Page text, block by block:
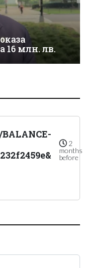
16 млн. лв.
BALANCE-
2
months
before